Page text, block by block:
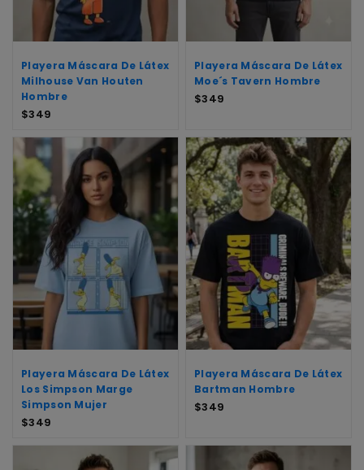
Playera Máscara De Látex
Milhouse Van Houten
Hombre
$349
Playera Máscara De Látex
Moe´s Tavern Hombre
$349
Playera Máscara De Látex
Los Simpson Marge
Simpson Mujer
$349
Playera Máscara De Látex
Bartman Hombre
$349